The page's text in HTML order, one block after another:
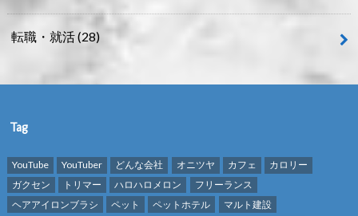
転職・就活(28)
Tag
YouTube YouTuber どんな会社 オニツヤ カフェ
カロリー
ガクセン
トリマー ハロハロメロン
フリーランス
ヘアアイロンブラシ
ペット ペットホテル
マルト建設